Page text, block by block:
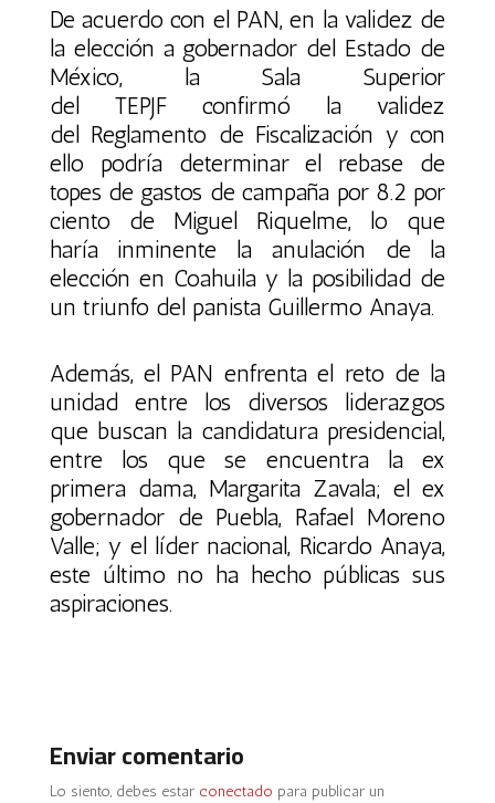
De acuerdo con el PAN, en la validez de
la elección a gobernador del Estado de
México, la Sala Superior
del TEPJF confirmó la validez
del Reglamento de Fiscalización y con
ello podría determinar el rebase de
topes de gastos de campaña por 8.2 por
ciento de Miguel Riquelme, lo que
haría inminente la anulación de la
elección en Coahuila y la posibilidad de
un triunfo del panista Guillermo Anaya.
Además, el PAN enfrenta el reto de la
unidad entre los diversos liderazgos
que buscan la candidatura presidencial,
entre los que se encuentra la ex
primera dama, Margarita Zavala; el ex
gobernador de Puebla, Rafael Moreno
Valle; y el líder nacional, Ricardo Anaya,
este último no ha hecho públicas sus
aspiraciones.
Enviar comentario
Lo siento, debes estar conectado para publicar un